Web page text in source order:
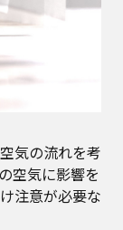
気の流れを考
空気に影響を
注意が必要な